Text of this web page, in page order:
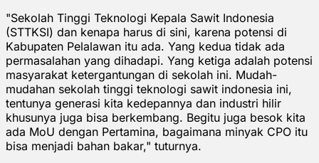
"Sekolah Tinggi Teknologi Kepala Sawit Indonesia
(STTKSI) dan kenapa harus di sini, karena potensi di
Kabupaten Pelalawan itu ada. Yang kedua tidak ada
permasalahan yang dihadapi. Yang ketiga adalah potensi
masyarakat ketergantungan di sekolah ini. Mudah-
mudahan sekolah tinggi teknologi sawit indonesia ini,
tentunya generasi kita kedepannya dan industri hilir
khusunya juga bisa berkembang. Begitu juga besok kita
ada MoU dengan Pertamina, bagaimana minyak CPO itu
bisa menjadi bahan bakar," tuturnya.